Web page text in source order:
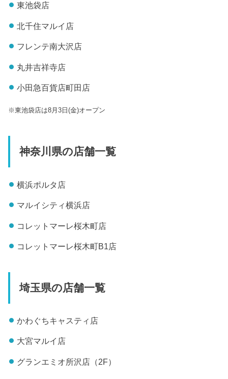
東池袋店
北千住マルイ店
フレンテ南大沢店
丸井吉祥寺店
小田急百貨店町田店
※東池袋店は8月3日(金)オープン
神奈川県の店舗一覧
横浜ポルタ店
マルイシティ横浜店
コレットマーレ桜木町店
コレットマーレ桜木町B1店
埼玉県の店舗一覧
かわぐちキャスティ店
大宮マルイ店
グランエミオ所沢店（2F）